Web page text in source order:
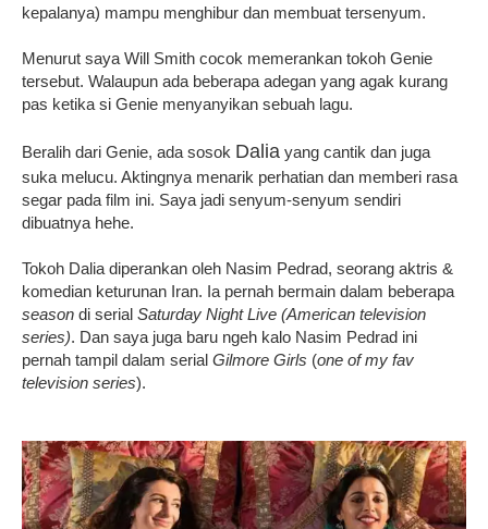
kepalanya) mampu menghibur dan membuat tersenyum.
Menurut saya Will Smith cocok memerankan tokoh Genie
tersebut. Walaupun ada beberapa adegan yang agak kurang
pas ketika si Genie menyanyikan sebuah lagu.
Beralih dari Genie, ada sosok Dalia yang cantik dan juga
suka melucu. Aktingnya menarik perhatian dan memberi rasa
segar pada film ini. Saya jadi senyum-senyum sendiri
dibuatnya hehe.
Tokoh Dalia diperankan oleh Nasim Pedrad, seorang aktris &
komedian keturunan Iran. Ia pernah bermain dalam beberapa
season di serial Saturday Night Live (American television
series). Dan saya juga baru ngeh kalo Nasim Pedrad ini
pernah tampil dalam serial Gilmore Girls (one of my fav
television series).